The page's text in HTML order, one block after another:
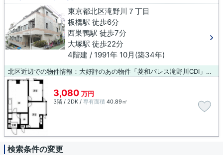
東京都北区滝野川７丁目
板橋駅 徒歩6分
西巣鴨駅 徒歩7分
大塚駅 徒歩22分
4階建 / 1991年 10月(築34年)
北区近辺での物件情報：大好評のあの物件「菱和パレス滝野川CDI」。健診会東京メディカルクリニックまで229mです。薬や日用品を買うのに便利なドラッグストア「マツモトキヨシ 滝野川市場通り店」が、こちらの物件から247mのところにあります。築34年の中古マンションです。ダンデライオン 王子店がご紹介する物件はいかがでしょうか。気になる物件がございましたら、0120-485-494までお電話下さい。
3,080 万円
3階 / 2DK / 専有面積 40.89㎡
検索条件の変更